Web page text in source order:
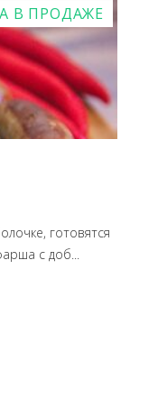
В ПРОДАЖЕ
готовятся
с доб...